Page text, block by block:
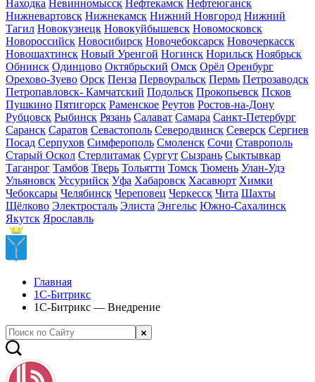
Находка Невинномысск Нефтекамск Нефтеюганск
Нижневартовск Нижнекамск Нижний Новгород Нижний
Тагил Новокузнецк Новокуйбышевск Новомосковск
Новороссийск Новосибирск Новочебоксарск Новочеркасск
Новошахтинск Новый Уренгой Ногинск Норильск Ноябрьск
Обнинск Одинцово Октябрьский Омск Орёл Оренбург
Орехово-Зуево Орск Пенза Первоуральск Пермь Петрозаводск
Петропавловск- Камчатский Подольск Прокопьевск Псков
Пушкино Пятигорск Раменское Реутов Ростов-на-Дону
Рубцовск Рыбинск Рязань Салават Самара Санкт-Петербург
Саранск Саратов Севастополь Северодвинск Северск Сергиев
Посад Серпухов Симферополь Смоленск Сочи Ставрополь
Старый Оскол Стерлитамак Сургут Сызрань Сыктывкар
Таганрог Тамбов Тверь Тольятти Томск Тюмень Улан-Удэ
Ульяновск Уссурийск Уфа Хабаровск Хасавюрт Химки
Чебоксары Челябинск Череповец Черкесск Чита Шахты
Щёлково Электросталь Элиста Энгельс Южно-Сахалинск
Якутск Ярославль
Главная
1С-Битрикс
1С-Битрикс — Внедрение